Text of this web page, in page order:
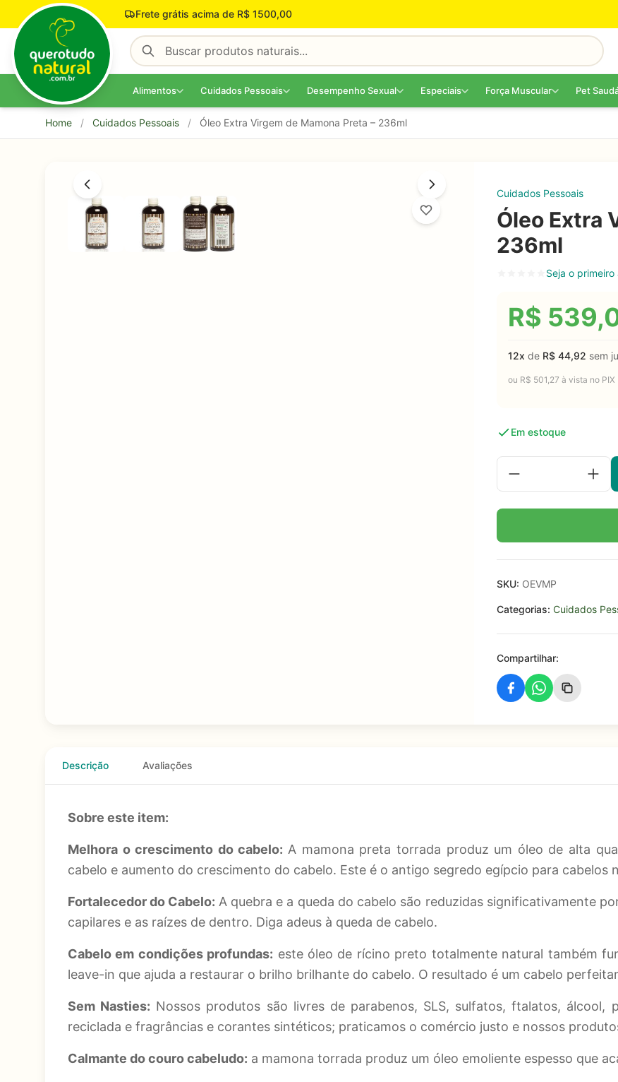
Pular para o conteúdo Frete grátis acima de R$ 1500,00
Alimentos Cuidados Pessoais Desempenho Sexual Especiais Força Muscular Pet
Home / Cuidados Pessoais / Óleo Extra Virgem de Mamona Preta – 236ml
Cuidados Pessoais
Óleo Extra
236ml
Seja o primeiro
R$
12x de R$ 44,92 sem
ou R$ 501,27 à vista no PIX
Em estoque
SKU: OEVMP
Categorias: Cuidados
Compartilhar:
Descrição Avaliações
Sobre este item:
Melhora o crescimento do cabelo: A mamona preta torrada produz um óleo de alta
cabelo e aumento do crescimento do cabelo. Este é o antigo segredo egípcio para cabelos
Fortalecedor do Cabelo: A quebra e a queda do cabelo são reduzidas significativamente
capilares e as raízes de dentro. Diga adeus à queda de cabelo.
Cabelo em condições profundas: este óleo de rícino preto totalmente natural também
leave-in que ajuda a restaurar o brilho brilhante do cabelo. O resultado é um cabelo
Sem Nasties: Nossos produtos são livres de parabenos, SLS, sulfatos, ftalatos, álcool,
reciclada e fragrâncias e corantes sintéticos; praticamos o comércio justo e nossos
Calmante do couro cabeludo: a mamona torrada produz um óleo emoliente espesso que